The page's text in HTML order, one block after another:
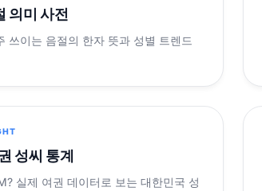
의미 사전
쓰이는 음절의 한자 뜻과 성별 트렌드
성씨 통계
실제 여권 데이터로 보는 대한민국 성